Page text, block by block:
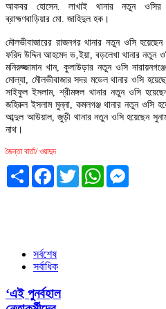
আকবর হোসেন. লাখাই থানার নতুন ওসির
ব্রাহ্মণবাড়িয়ার মো. জাহিদুল হক।
মৌলভীবাজারের রাজনগর থানার নতুন ওসি হয়েছেন
ফরিদ উদ্দিন আহমেদ ভ‚ইয়া, বড়লেখা থানার নতুন
মনিরুজ্জামান খান, কুলাউড়ার নতুন ওসি
মোল্যা, মৌলভীবাজার সদর মডেল থানার ওসি
সাইফুল ইসলাম, শ্রীমঙ্গল থানার নতুন ওসি
জহিরুল ইসলাম মুন্না, কমলগঞ্জ থানার নতুন ওসি
আব্দুল আউয়াল, জুড়ী থানার নতুন ওসি হয়েছেন
নাথ।
জৈন্তা বার্তা/ ওয়াদুদ
Share Facebook
TwitterWhatsApp
সর্বশেষ
সর্বাধিক
‘এই পুনর্বহাল